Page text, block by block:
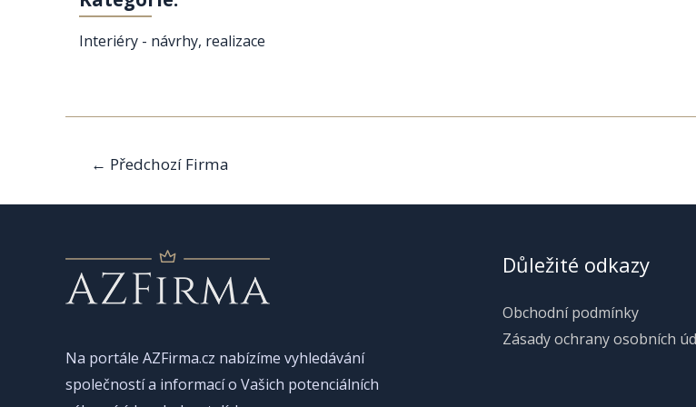
Interiéry - návrhy, realizace
Navigace
pro
příspěvek
← Předchozí Firma
Na portále AZFirma.cz nabízíme vyhledávání
společností a informací o Vašich potenciálních
Důležité odkazy
Obchodní podmínky
Zásady ochrany osobních